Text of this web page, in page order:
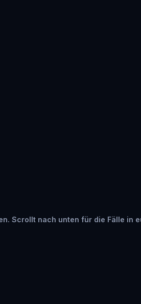
Scrollt nach unten für die Fälle in